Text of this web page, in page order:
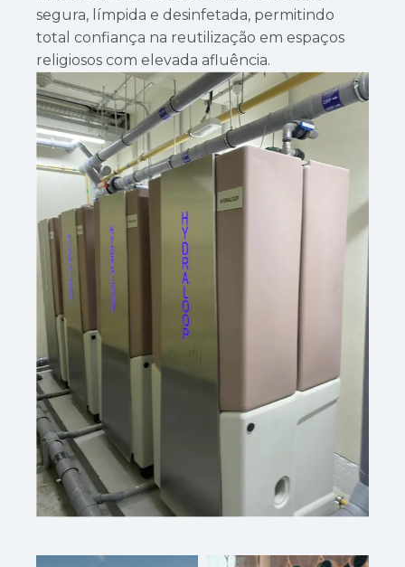
segura, límpida e desinfetada, permitindo
total confiança na reutilização em espaços
religiosos com elevada afluência.